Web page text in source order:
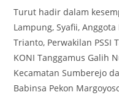
Turut hadir dalam
Lampung, Syafii,
Trianto, Perwakilan PSSI
KONI Tanggamus Galih
Kecamatan Sumberejo
Babinsa Pekon